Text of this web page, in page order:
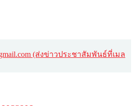
(ส่งข่าวประชาสัมพันธ์ที่เมล